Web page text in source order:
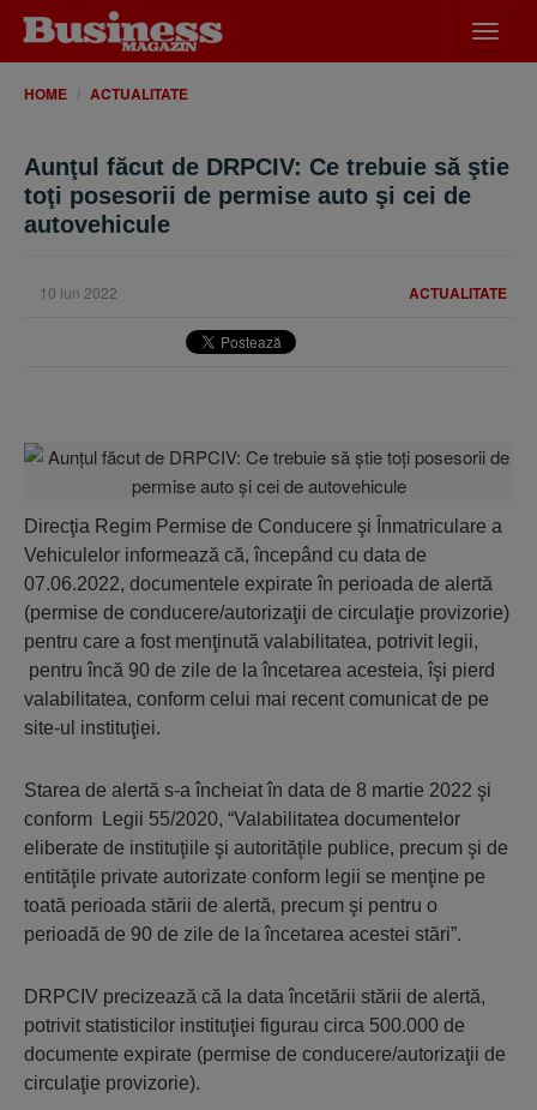
meniu
HOME ACTUALITATE
Aunţul făcut de DRPCIV: Ce trebuie să ştie
toţi posesorii de permise auto şi cei de
autovehicule
ACTUALITATE
10 iun 2022
Direcţia Regim Permise de Conducere şi Înmatriculare a
Vehiculelor informează că, începând cu data de
07.06.2022, documentele expirate în perioada de alertă
(permise de conducere/autorizaţii de circulaţie provizorie)
pentru care a fost menţinută valabilitatea, potrivit legii,
pentru încă 90 de zile de la încetarea acesteia, îşi pierd
valabilitatea, conform celui mai recent comunicat de pe
site-ul instituţiei.
Starea de alertă s-a încheiat în data de 8 martie 2022 şi
conform Legii 55/2020, “Valabilitatea documentelor
eliberate de instituţiile şi autorităţile publice, precum şi de
entităţile private autorizate conform legii se menţine pe
toată perioada stării de alertă, precum şi pentru o
perioadă de 90 de zile de la încetarea acestei stări”.
DRPCIV precizează că la data încetării stării de alertă,
potrivit statisticilor instituţiei figurau circa 500.000 de
documente expirate (permise de conducere/autorizaţii de
circulaţie provizorie).